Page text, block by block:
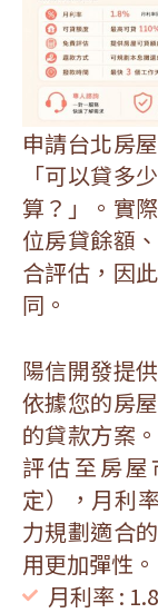
申請台北房
「可以貸多
算？」。實
位房貸餘額
合評估，因
同。
陽信開發提
依據您的房
的貸款方案
評估至房
定），月利
力規劃適合
用更加彈性。
月利率 :